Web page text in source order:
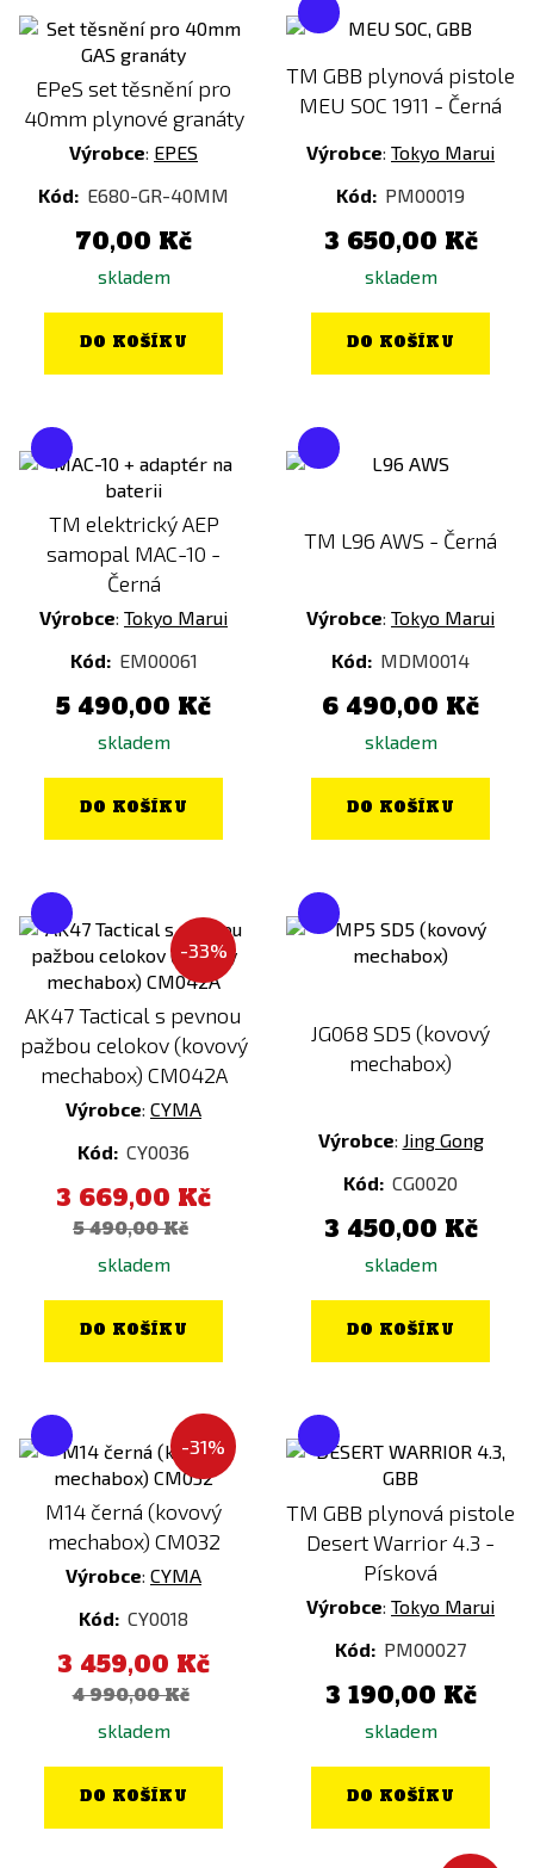
EPeS set těsnění pro
40mm plynové granáty
Výrobce: EPES
Kód: E680-GR-40MM
70,00 Kč
skladem
DO KOŠÍKU
TM GBB plynová pistole
MEU SOC 1911 - Černá
Výrobce: Tokyo Marui
Kód: PM00019
3 650,00 Kč
skladem
DO KOŠÍKU
TM elektrický AEP
samopal MAC-10 -
Černá
Výrobce: Tokyo Marui
Kód: EM00061
5 490,00 Kč
skladem
DO KOŠÍKU
TM L96 AWS - Černá
Výrobce: Tokyo Marui
Kód: MDM0014
6 490,00 Kč
skladem
DO KOŠÍKU
-33%
AK47 Tactical s pevnou
pažbou celokov (kovový
mechabox) CM042A
Výrobce: CYMA
Kód: CY0036
3 669,00 Kč
5 490,00 Kč
skladem
DO KOŠÍKU
JG068 SD5 (kovový
mechabox)
Výrobce: Jing Gong
Kód: CG0020
3 450,00 Kč
skladem
DO KOŠÍKU
-31%
M14 černá (kovový
mechabox) CM032
Výrobce: CYMA
Kód: CY0018
3 459,00 Kč
4 990,00 Kč
skladem
DO KOŠÍKU
TM GBB plynová pistole
Desert Warrior 4.3 -
Písková
Výrobce: Tokyo Marui
Kód: PM00027
3 190,00 Kč
skladem
DO KOŠÍKU